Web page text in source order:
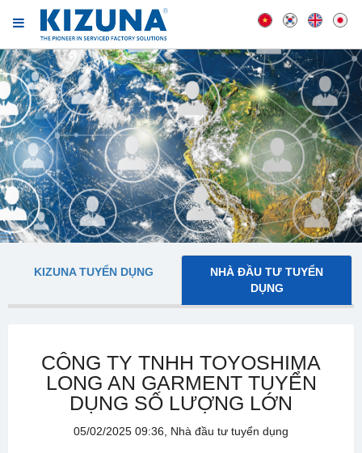
KIZUNA TUYỂN DỤNG
NHÀ ĐẦU TƯ TUYỂN
DỤNG
CÔNG TY TNHH TOYOSHIMA
LONG AN GARMENT TUYỂN
DỤNG SỐ LƯỢNG LỚN
05/02/2025 09:36, Nhà đầu tư tuyển dụng